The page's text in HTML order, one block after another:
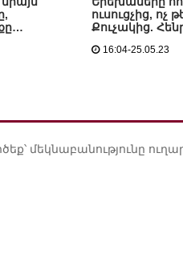
ուսուցչից, ոչ
Քուչակից.
16:04-25.05.23
՝ մեկնաբանությունը